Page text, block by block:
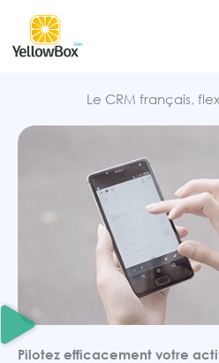
contenu
Le CRM français,
Pilotez efficacement votre